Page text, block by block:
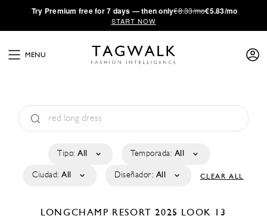
·Try Premium free for 7 days — then only€8.33/mo€5.83/mo
START NOW
MENU
Tipo: All Temporada: All
Ciudad: All Diseñador: All CLEAR ALL
LONGCHAMP RESORT 2025 LOOK 13